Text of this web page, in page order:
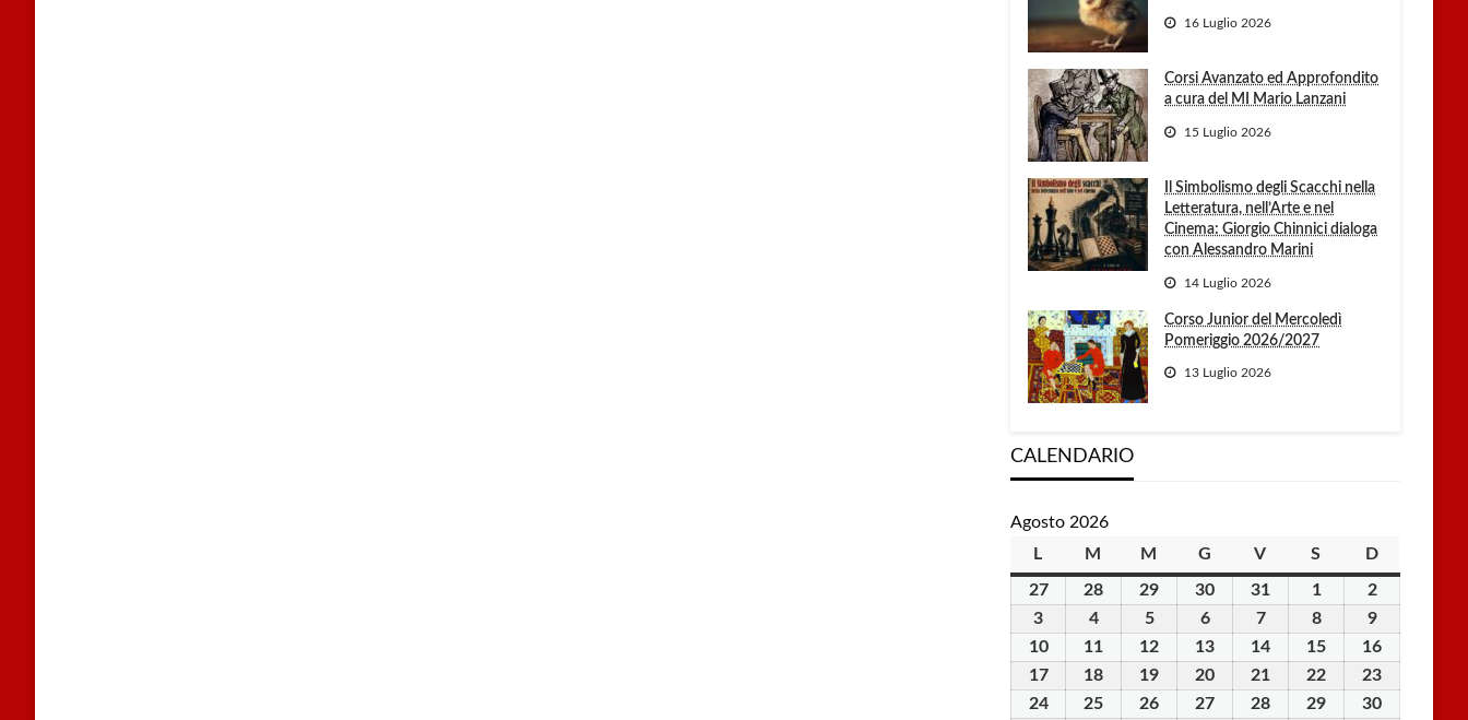
16 Luglio 2026
Corsi Avanzato ed Approfondito
a cura del MI Mario Lanzani
15 Luglio 2026
Il Simbolismo degli Scacchi nella
Letteratura, nell’Arte e nel
Cinema: Giorgio Chinnici dialoga
con Alessandro Marini
14 Luglio 2026
Corso Junior del Mercoledì
Pomeriggio 2026/2027
13 Luglio 2026
CALENDARIO
Agosto 2026
L lunedìM martedì
M mercoledì
G giovedì
V venerdì
S sabatoDdomenica
2727
Luglio
2026
28
Luglio
2026
29
Luglio
2026
30
Luglio
2026
31
Luglio
2026
11
Agosto
2026
22
Agosto
2026
3
Agosto
2026
44
Agosto
2026
55
Agosto
2026
66
Agosto
2026
77
Agosto
2026
88
Agosto
2026
99
Agosto
2026
1010
Agosto
2026
11
Agosto
2026
12
Agosto
2026
13
Agosto
2026
14
Agosto
2026
15
Agosto
2026
16
1717
Agosto
18
Agosto
19
Agosto
20
Agosto
21
Agosto
22
Agosto
23
2424
25 26 27 28 29 30